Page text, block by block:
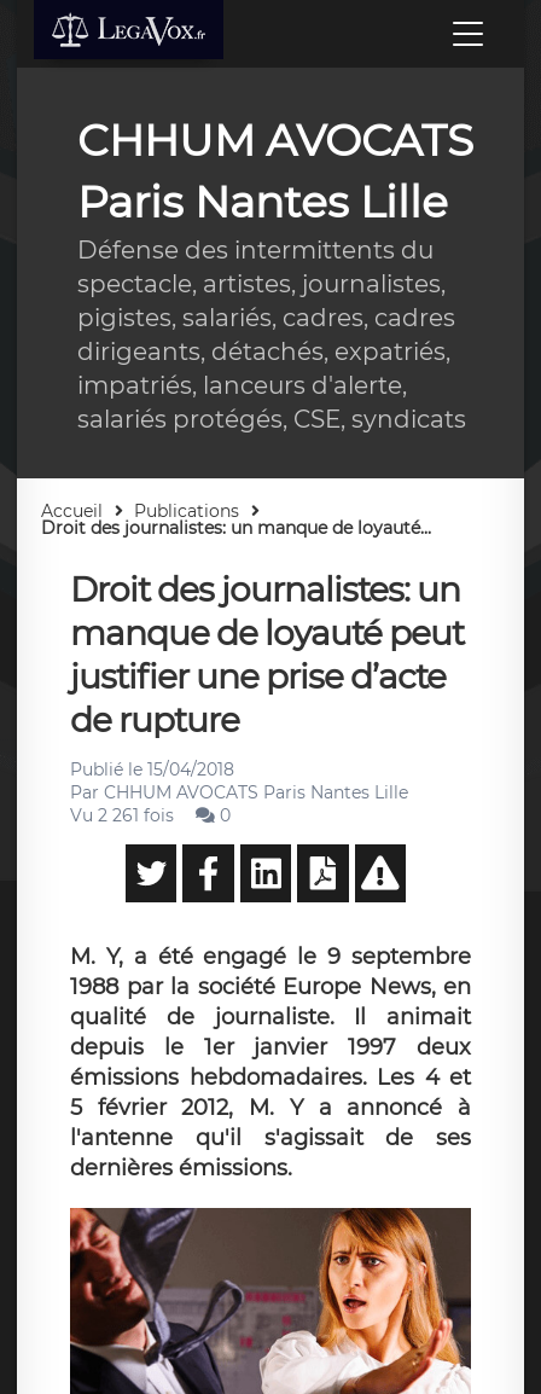
CHHUM AVOCATS
Paris Nantes Lille
Défense des intermittents du
spectacle, artistes, journalistes,
pigistes, salariés, cadres, cadres
dirigeants, détachés, expatriés,
impatriés, lanceurs d'alerte,
salariés protégés, CSE, syndicats
Accueil Publications
Droit des journalistes: un manque de loyauté...
Droit des journalistes: un
manque de loyauté peut
justifier une prise d’acte
de rupture
Publié le 15/04/2018
Par CHHUM AVOCATS Paris Nantes Lille
Vu 2 261 fois
0
M. Y, a été engagé le 9 septembre
1988 par la société Europe News, en
qualité de journaliste. Il animait
depuis le 1er janvier 1997 deux
émissions hebdomadaires. Les 4 et
5 février 2012, M. Y a annoncé à
l'antenne qu'il s'agissait de ses
dernières émissions.